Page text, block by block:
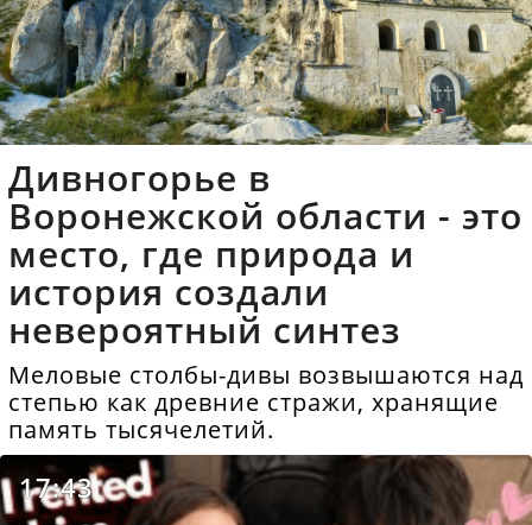
Дивногорье в
Воронежской области - это
место, где природа и
история создали
невероятный синтез
Меловые столбы-дивы возвышаются над
степью как древние стражи, хранящие
память тысячелетий.
17:43